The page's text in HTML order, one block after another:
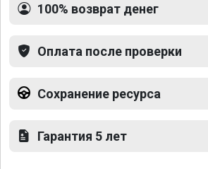
100% возврат денег
Оплата после проверки
Сохранение ресурса
Гарантия 5 лет